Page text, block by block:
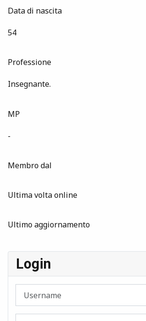
Login
Data di nascita
54
Professione
Insegnante.
MP
-
Membro dal
Ultima volta online
Ultimo aggiornamento